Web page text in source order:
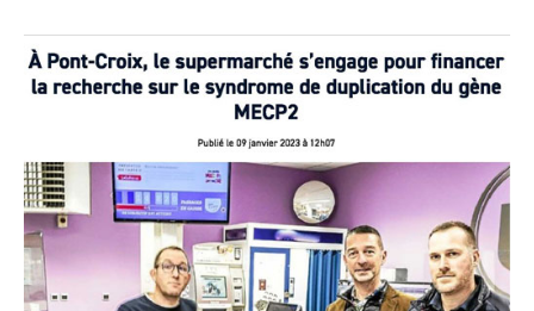
À
Pont-
le
supermarché
U
s’engage…